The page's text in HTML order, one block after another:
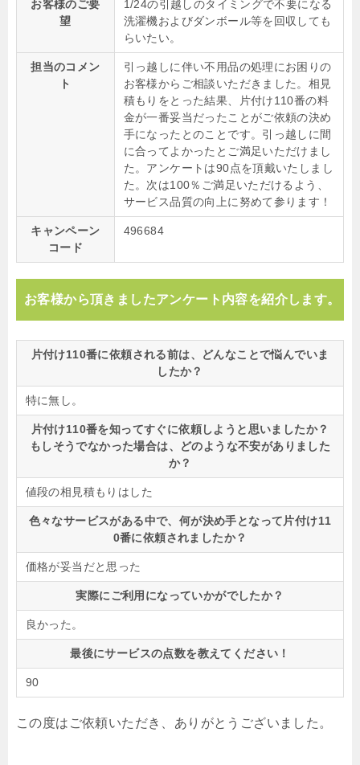
お客様のご要
望
1/24の引越しのタイミングで不要になる
洗濯機およびダンボール等を回収しても
らいたい。
担当のコメン
ト
引っ越しに伴い不用品の処理にお困りの
お客様からご相談いただきました。相見
積もりをとった結果、片付け110番の料
金が一番妥当だったことがご依頼の決め
手になったとのことです。引っ越しに間
に合ってよかったとご満足いただけまし
た。アンケートは90点を頂戴いたしまし
た。次は100％ご満足いただけるよう、
サービス品質の向上に努めて参ります！
キャンペーン
コード
496684
お客様から頂きましたアンケート内容を紹介します。
片付け110番に依頼される前は、どんなことで悩んでいま
したか？
特に無し。
片付け110番を知ってすぐに依頼しようと思いましたか？
もしそうでなかった場合は、どのような不安がありました
か？
値段の相見積もりはした
色々なサービスがある中で、何が決め手となって片付け11
0番に依頼されましたか？
価格が妥当だと思った
実際にご利用になっていかがでしたか？
良かった。
最後にサービスの点数を教えてください！
90
この度はご依頼いただき、ありがとうございました。